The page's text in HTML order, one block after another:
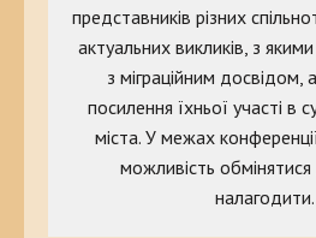
представників різних
актуальних викликів, з
з міграційним досвідом,
посилення їхньої участі в
міста. У межах
можливість